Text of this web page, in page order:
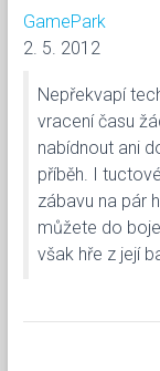
GamePark
2. 5. 2012
Nepřekvapí
vracení času
nabídnout ani
příběh. I
zábavu na pár
můžete do
však hře z její